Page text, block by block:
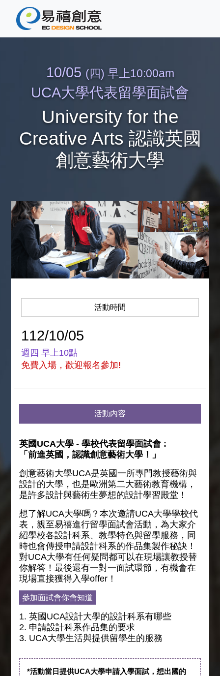
10/05 (四) 早上10:00am
UCA大學代表留學面試會
University for the
Creative Arts 認識英國
創意藝術大學
活動時間
112/10/05
週四 早上10點
免費入場，歡迎報名參加!
活動內容
英國UCA大學 -學校代表留學面試會 :
「前進英國，認識創意藝術大學！」
創意藝術大學UCA是英國一所專門教授藝術與
設計的大學，也是歐洲第二大藝術教育機構，
是許多設計與藝術生夢想的設計學習殿堂！
想了解UCA大學嗎？本次邀請UCA大學學校代
表，親至易禧進行留學面試會活動，為大家介
紹學校各設計科系、教學特色與留學服務，同
時也會傳授申請設計科系的作品集製作秘訣！
對UCA大學有任何疑問都可以在現場讓教授替
你解答！最後還有一對一面試環節，有機會在
現場直接獲得入學offer！
參加面試會你會知道
1. 英國UCA設計大學的設計科系有哪些
2. 申請設計科系作品集的要求
3. UCA大學生活與提供留學生的服務
*活動當日提供UCA大學申請入學面試，想出國的